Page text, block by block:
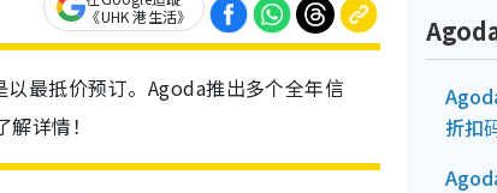
《UHK 港生活》
最抵价预订。Agoda推出多个全年信
详情！
折扣